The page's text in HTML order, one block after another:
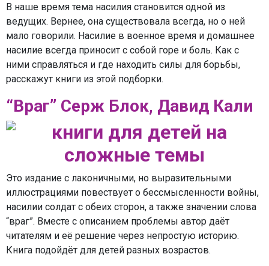
В наше время тема насилия становится одной из
ведущих. Вернее, она существовала всегда, но о ней
мало говорили. Насилие в военное время и домашнее
насилие всегда приносит с собой горе и боль. Как с
ними справляться и где находить силы для борьбы,
расскажут книги из этой подборки.
“Враг” Серж Блок, Давид Кали
Это издание с лаконичными, но выразительными
иллюстрациями повествует о бессмысленности войны,
насилии солдат с обеих сторон, а также значении слова
“враг”. Вместе с описанием проблемы автор даёт
читателям и её решение через непростую историю.
Книга подойдёт для детей разных возрастов.